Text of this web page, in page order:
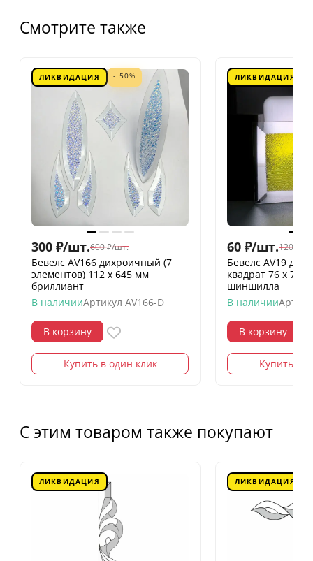
Смотрите также
ЛИКВИДАЦИЯ - 50%
300 ₽/шт.600 ₽/шт.
Бевелс AV166 дихроичный (7
элементов) 112 х 645 мм
бриллиант
В наличииАртикул AV166-D
В корзину
Купить в один клик
ЛИКВИДАЦИЯ
60 ₽/шт.120
Бевелс AV19
квадрат 76 х 76
шиншилла
В наличии
В корзину
Купить в
С этим товаром также покупают
ЛИКВИДАЦИЯ ЛИКВИДАЦИЯ